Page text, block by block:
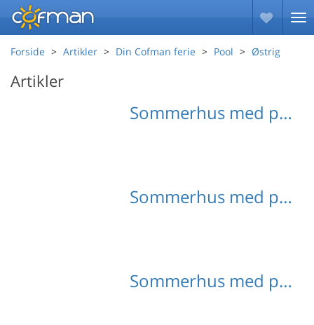
Forside Artikler Din Cofman ferie Pool Østrig
Artikler
Sommerhus med pool Kärnten
Sommerhus med pool Bogenfeld
Sommerhus med pool Oberaichwald